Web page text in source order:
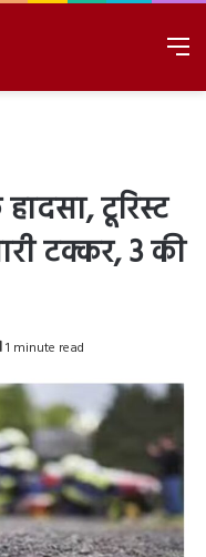
टूरिस्ट
टक्कर, 3 की
1 minute read